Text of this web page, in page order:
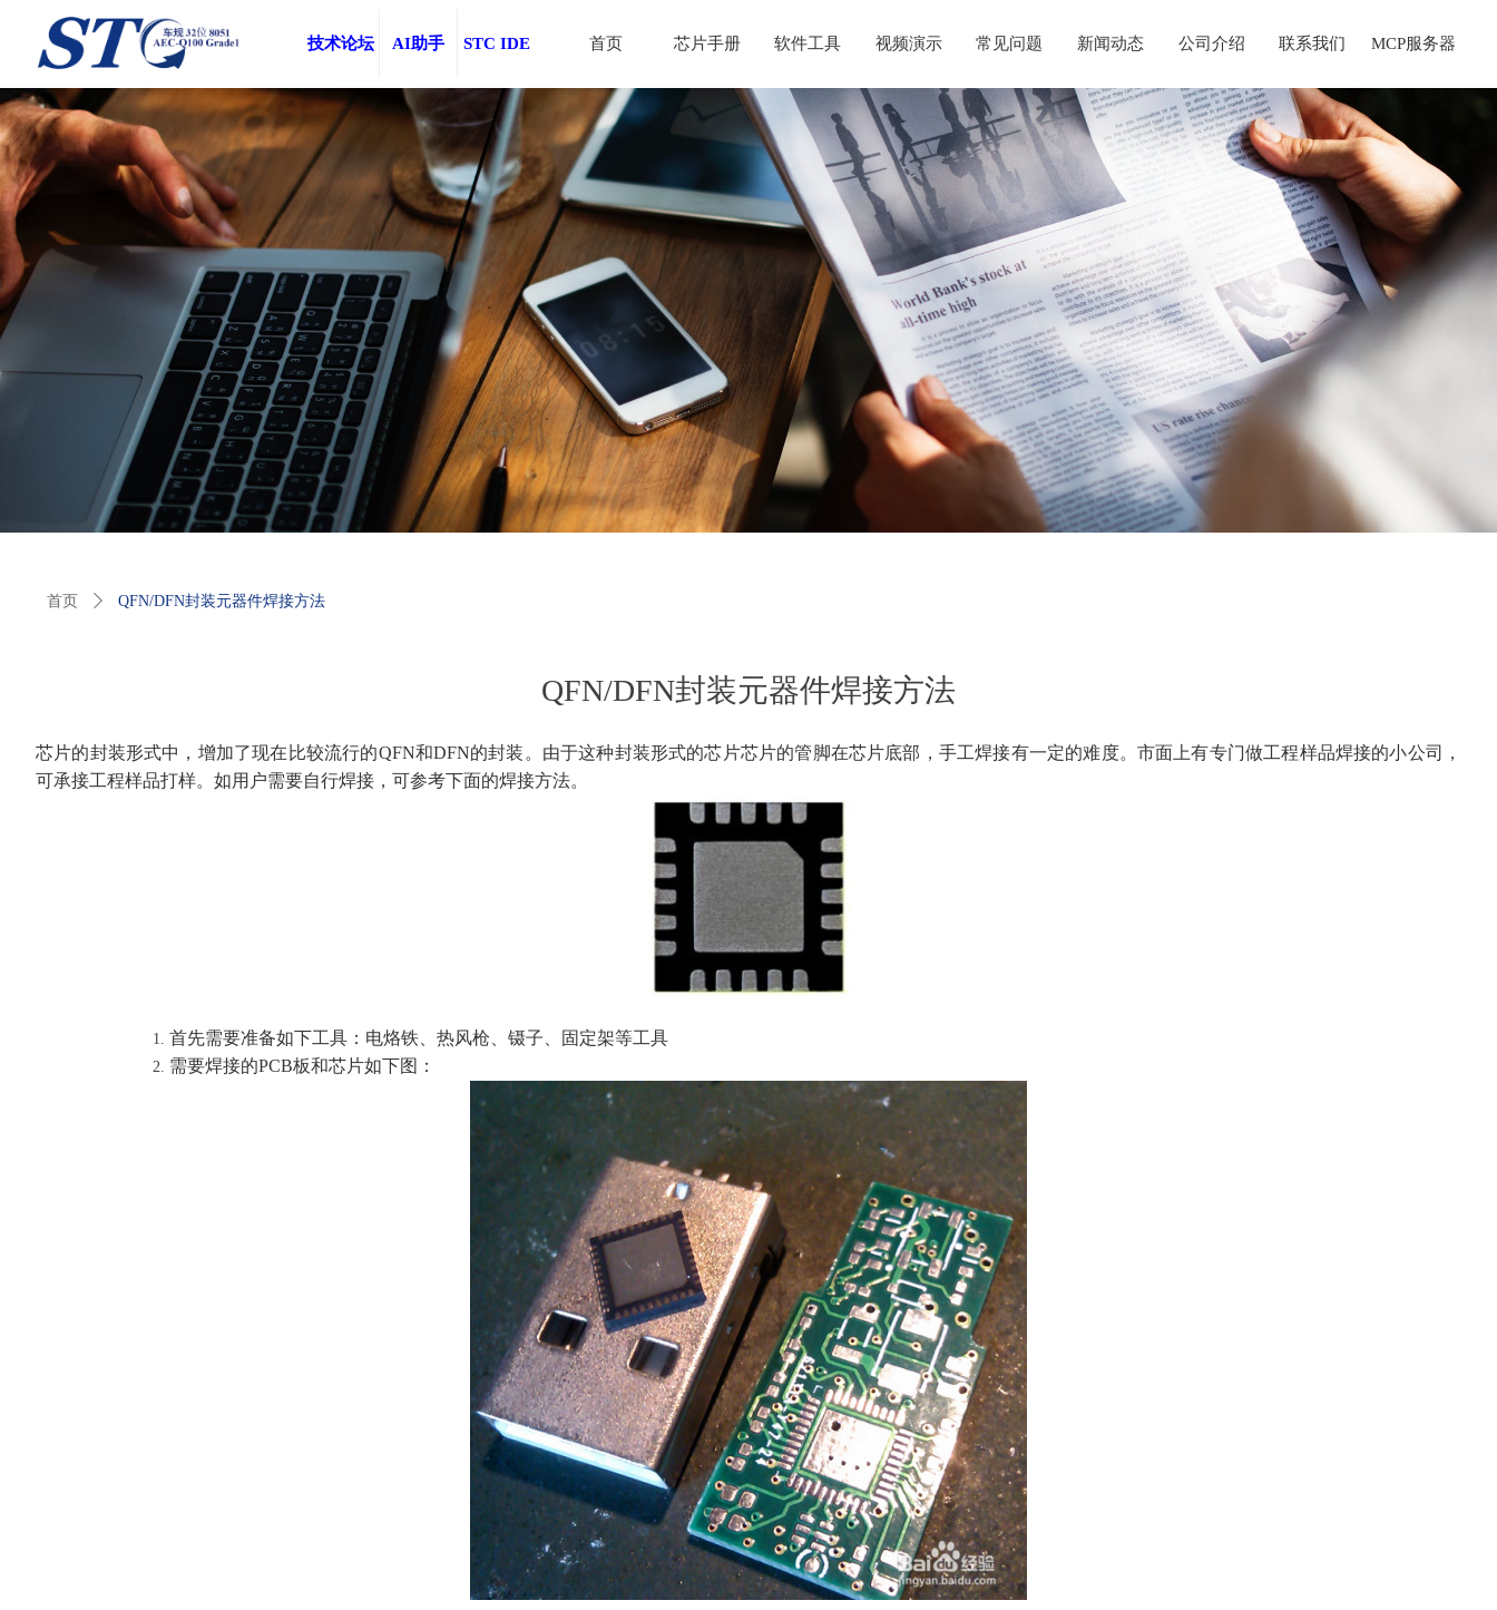
首页 芯片手册 软件工具 视频演示 常见问题 新闻动态 公司介绍 联系我们 MCP服务器
技术论坛 AI助手 STC IDE
QFN/DFN封装元器件焊接方法
芯片的封装形式中，增加了现在比较流行的QFN和DFN的封装。由于这种封装形式的芯片芯片的管脚在芯片底部，手工焊接有一定的难度。市面上有专门做工程样品焊接的小公司，
可承接工程样品打样。如用户需要自行焊接，可参考下面的焊接方法。
首先需要准备如下工具：电烙铁、热风枪、镊子、固定架等工具
需要焊接的PCB板和芯片如下图：
首页 ꄲ QFN/DFN封装元器件焊接方法